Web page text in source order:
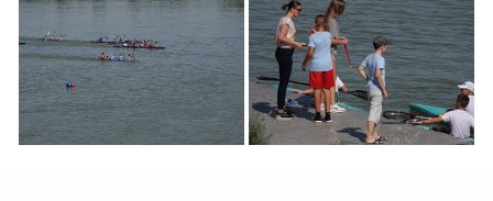
Vikend Gužva na
Dunavu Čamci Regata
Vikend Gužva na
Dunavu Regata